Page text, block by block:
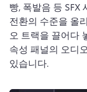
빵, 폭발음 등 SFX
전환의 수준을 올
오 트랙을 끌어다
속성 패널의 오디
있습니다.